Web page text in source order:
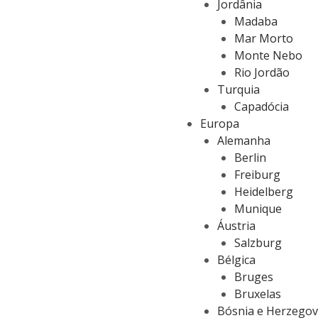
Jordânia
Madaba
Mar Morto
Monte Nebo
Rio Jordão
Turquia
Capadócia
Europa
Alemanha
Berlin
Freiburg
Heidelberg
Munique
Áustria
Salzburg
Bélgica
Bruges
Bruxelas
Bósnia e